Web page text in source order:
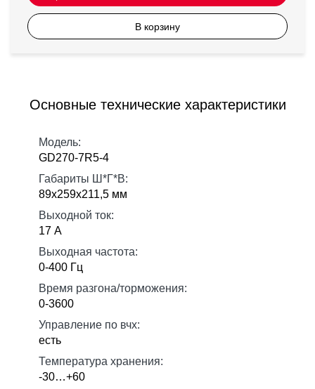
В корзину
Основные технические характеристики
Модель:
GD270-7R5-4
Габариты Ш*Г*В:
89х259х211,5 мм
Выходной ток:
17 А
Выходная частота:
0-400 Гц
Время разгона/торможения:
0-3600
Управление по вчх:
есть
Температура хранения:
-30…+60